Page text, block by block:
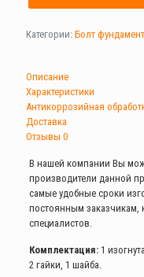
Категории: Болт
Описание
Характеристики
Антикоррозийная
Доставка
Отзывы 0
В нашей компании Вы
производители данной
самые удобные сроки
постоянным заказчикам,
специалистов.
Комплектация:1
2 гайки, 1 шайба.